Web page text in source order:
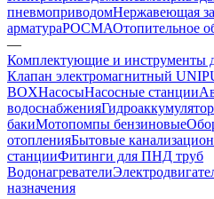
пневмоприводомНержавеющая
арматураРОСМАОтопительное
—
Комплектующие и инструменты
Клапан электромагнитный
BOXНасосыНасосные станции
водоснабжения
бакиМотопомпы бензиновые
отопленияБытовые
станцииФитинги для ПНД труб
Водонагреватели
назначения